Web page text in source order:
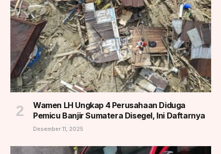
Wamen LH Ungkap 4 Perusahaan Diduga
Pemicu Banjir Sumatera Disegel, Ini Daftarnya
Desember 11, 2025